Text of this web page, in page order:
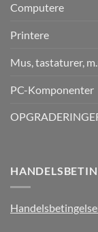
Computere
Printere
Mus, tastaturer,
PC-Komponenter